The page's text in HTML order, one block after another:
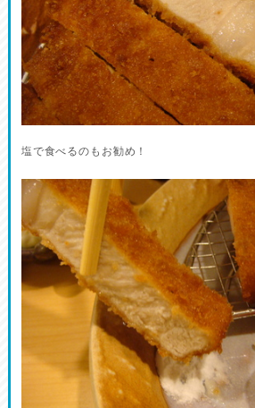
塩で食べるのもお勧め！